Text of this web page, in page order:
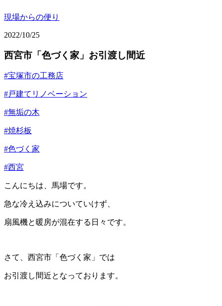
現場からの便り
2022/10/25
西宮市「色づく家」お引渡し間近
#宝塚市の工務店
#戸建てリノベーション
#無垢の木
#焼杉板
#色づく家
#西宮
こんにちは、馬場です。
急な冷え込みについていけず、
扇風機と暖房が混在する日々です。
さて、西宮市「色づく家」では
お引渡し間近となっております。